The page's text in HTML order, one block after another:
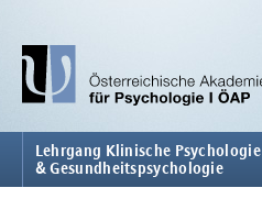
Lehrgang Klinische Psychologie
& Gesundheitspsychologie